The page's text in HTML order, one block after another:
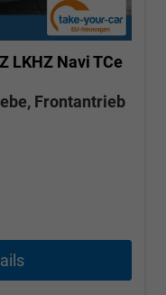
LKHZ Navi TCe
Frontantrieb